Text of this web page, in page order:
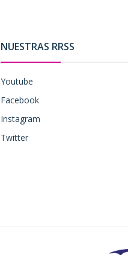
NUESTRAS RRSS
Youtube
Facebook
Instagram
Twitter